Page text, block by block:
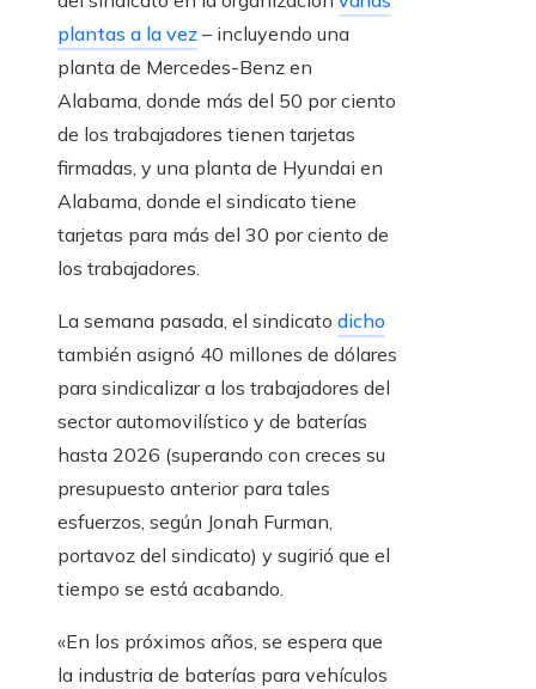
plantas a la vez – incluyendo una
planta de Mercedes-Benz en
Alabama, donde más del 50 por ciento
de los trabajadores tienen tarjetas
firmadas, y una planta de Hyundai en
Alabama, donde el sindicato tiene
tarjetas para más del 30 por ciento de
los trabajadores.
La semana pasada, el sindicato dicho
también asignó 40 millones de dólares
para sindicalizar a los trabajadores del
sector automovilístico y de baterías
hasta 2026 (superando con creces su
presupuesto anterior para tales
esfuerzos, según Jonah Furman,
portavoz del sindicato) y sugirió que el
tiempo se está acabando.
«En los próximos años, se espera que
la industria de baterías para vehículos